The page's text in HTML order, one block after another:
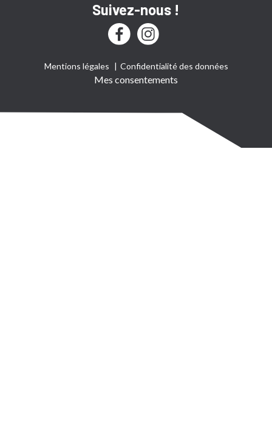
Suivez-nous !
Mentions légales Confidentialité des données
Mes consentements